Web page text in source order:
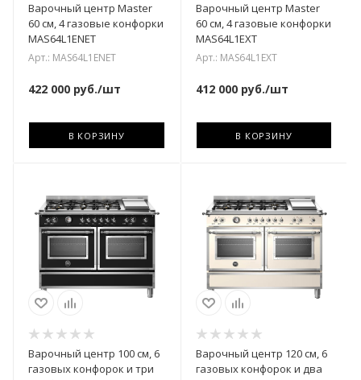
Варочный центр Master
60 см, 4 газовые конфорки
MAS64L1ENET
Арт.: MAS64L1ENET
422 000 руб./шт
В КОРЗИНУ
Варочный центр Master
60 см, 4 газовые конфорки
MAS64L1EXT
Арт.: MAS64L1EXT
412 000руб./шт
В КОРЗИНУ
Варочный центр 100 см, 6
газовых конфорок и три
Варочный центр 120 см, 6
газовых конфорок и два